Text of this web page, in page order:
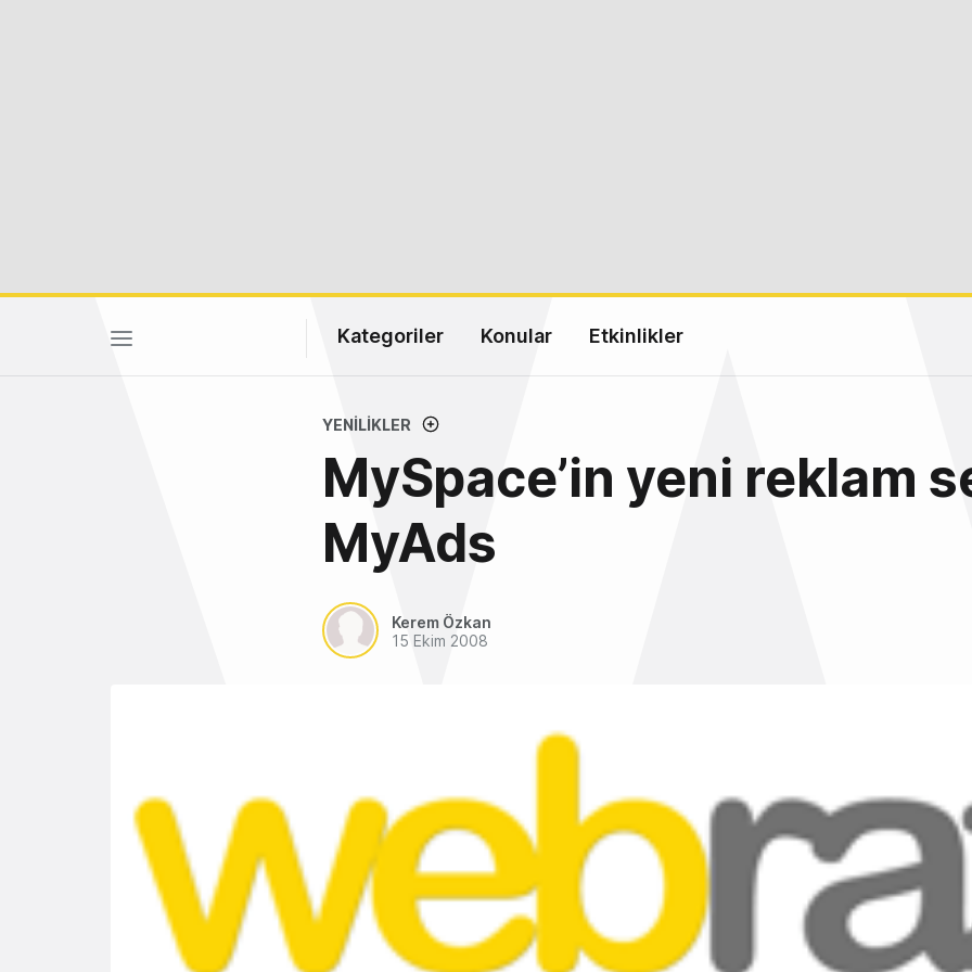
Kategoriler Konular Etkinlikler
YENILIKLER
MySpace’in yeni reklam
MyAds
Kerem Özkan
15 Ekim 2008